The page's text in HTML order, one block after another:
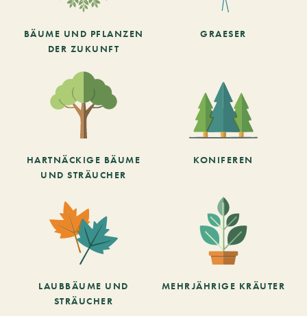
BÄUME UND PFLANZEN
DER ZUKUNFT
GRAESER
HARTNÄCKIGE BÄUME
UND STRÄUCHER
KONIFEREN
LAUBBÄUME UND
STRÄUCHER
MEHRJÄHRIGE KRÄUTER